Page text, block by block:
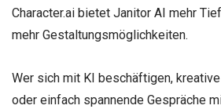
Character.ai bietet Janitor AI mehr
mehr Gestaltungsmöglichkeiten.
Wer sich mit KI beschäftigen,
oder einfach spannende Gespräche